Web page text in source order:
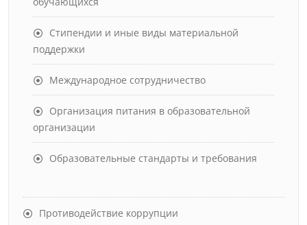
Стипендии и иные виды материальной
поддержки
Международное сотрудничество
Организация питания в образовательной
организации
Образовательные стандарты и требования
Противодействие коррупции